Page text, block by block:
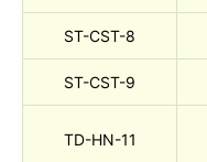
ST-CST-8
ST-CST-9
TD-HN-11